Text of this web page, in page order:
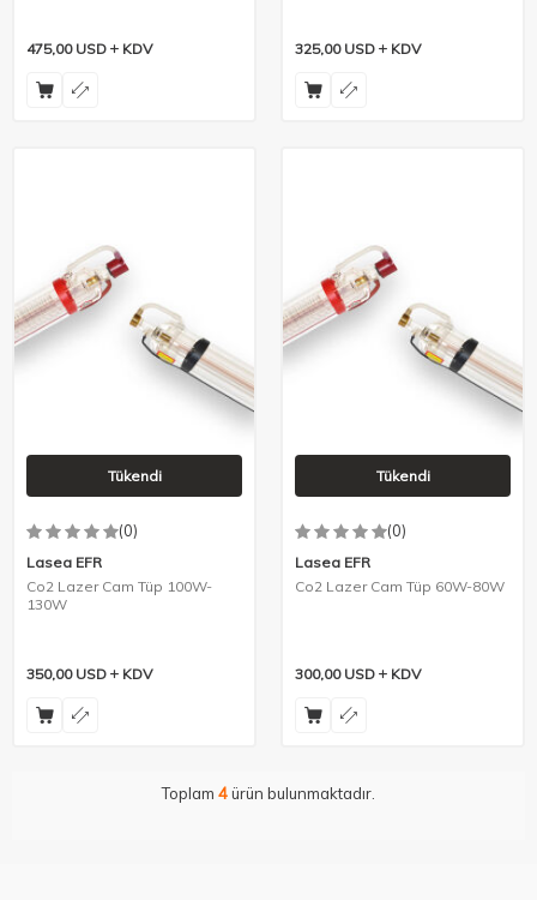
475,00USD KDV 325,00USD KDV
Tükendi
(0)
Lasea EFR
Co2 Lazer Cam Tüp 100W-
130W
350,00USD KDV
Tükendi
(0)
Lasea EFR
Co2 Lazer Cam Tüp 60W-80W
300,00USD KDV
Toplam 4ürün bulunmaktadır.